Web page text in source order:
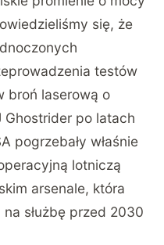
się, że
testów
broń laserową o
Ghostrider po latach
pogrzebały właśnie
lotniczą
arsenale, która
służbę przed 2030